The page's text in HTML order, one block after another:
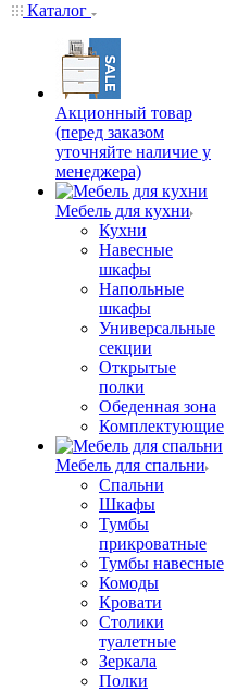
Каталог
Акционный товар
(перед заказом
уточняйте наличие у
менеджера)
Мебель для кухни
Кухни
Навесные
шкафы
Напольные
шкафы
Универсальные
секции
Открытые
полки
Обеденная зона
Комплектующие
Мебель для спальни
Спальни
Шкафы
Тумбы
прикроватные
Тумбы навесные
Комоды
Кровати
Столики
туалетные
Зеркала
Полки